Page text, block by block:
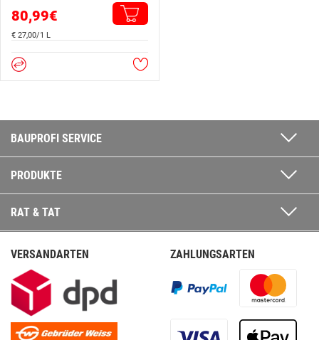
80,99€
€ 27,00/1 L
BAUPROFI SERVICE
PRODUKTE
RAT & TAT
VERSANDARTEN ZAHLUNGSARTEN